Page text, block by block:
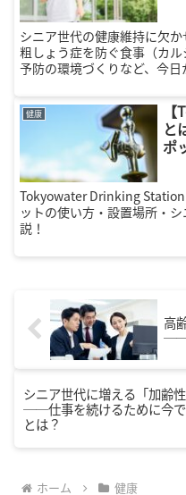
シニア世代の健康維持に欠
粗しょう症を防ぐ食事（カ
予防の環境づくりなど、今
カンドライフを送りましょう
健康
と
ポ
Tokyowater Drinking
ットの使い方・設置場所・
説！
高
──
シニア世代に増える「加齢性
──仕事を続けるために今
とは？
ホーム 健康